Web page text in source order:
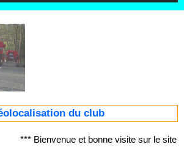
du club
*** Bienvenue et bonne visite sur le site